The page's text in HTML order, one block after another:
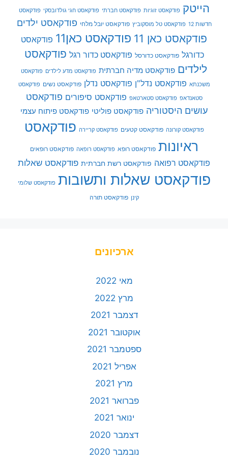
הייטק פודקאסט זוגיות פודקאסט חברתי פודקאסט חגי גולדובסקי פודקאסט
חדשות 12 פודקאסט טל מוסקוביץ פודקאסט יובל מלחי פודקאסט ילדים
פודקאסט כאן 11 פודקאסט כאן11
פודקאסט
כדורגל פודקאסט כדורסל פודקאסט כדור רגל פודקאסט
לילדים פודקאסט מדיה חברתית פודקאסט מדע לילדים פודקאסט
משכנתא פודקאסט נדל"ן פודקאסט נדלן פודקאסט נשים פודקאסט
סטאנדאפ פודקאסט סטארטאפ פודקאסט סיפורים פודקאסט
עושים היסטוריה פודקאסט פוליטי פודקאסט פיתוח עצמי
פודקאסט קורונה פודקאסט קטעים פודקאסט קריירה פודקאסט
ראיונות פודקאסט רופא פודקאסט רופאה פודקאסט רופאים
פודקאסט רפואה פודקאסט רשת חברתית פודקאסט שאלות
פודקאסט שאלות ותשובות פודקאסט שלומי
קינן פודקאסט תורה
ארכיונים
מאי 2022
מרץ 2022
דצמבר 2021
אוקטובר 2021
ספטמבר 2021
אפריל 2021
מרץ 2021
פברואר 2021
ינואר 2021
דצמבר 2020
נובמבר 2020